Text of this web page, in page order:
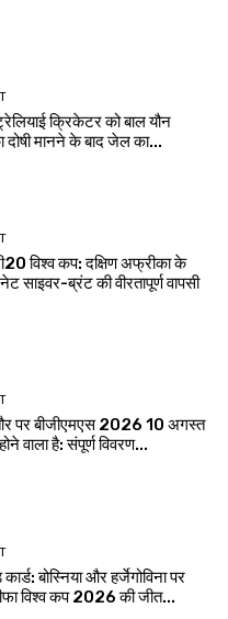
क्रिकेटर को बाल यौन
दोषी मानने के बाद जेल का...
विश्व कप: दक्षिण अफ्रीका के
साइवर-ब्रंट की वीरतापूर्ण वापसी
पर बीजीएमएस 2026 10 अगस्त
वाला है: संपूर्ण विवरण...
बोस्निया और हर्जेगोविना पर
विश्व कप 2026 की जीत...